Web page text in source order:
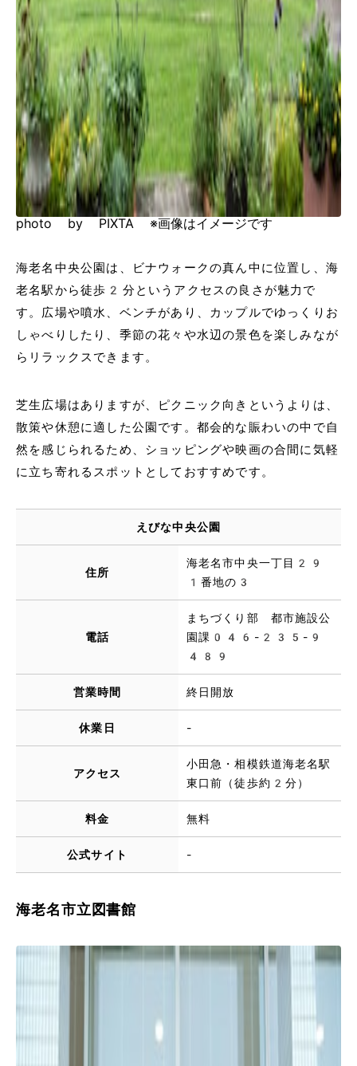
photo by PIXTA ※画像はイメージです
海老名中央公園は、ビナウォークの真ん中に位置し、海
老名駅から徒歩2分というアクセスの良さが魅力で
す。広場や噴水、ベンチがあり、カップルでゆっくりお
しゃべりしたり、季節の花々や水辺の景色を楽しみなが
らリラックスできます。
芝生広場はありますが、ピクニック向きというよりは、
散策や休憩に適した公園です。都会的な賑わいの中で自
然を感じられるため、ショッピングや映画の合間に気軽
に立ち寄れるスポットとしておすすめです。
えびな中央公園
住所
海老名市中央一丁目29
1番地の3
電話
まちづくり部 都市施設公
園課046-235-9
489
営業時間 終日開放
休業日 -
アクセス
小田急・相模鉄道海老名駅
東口前（徒歩約2分）
料金 無料
公式サイト -
海老名市立図書館